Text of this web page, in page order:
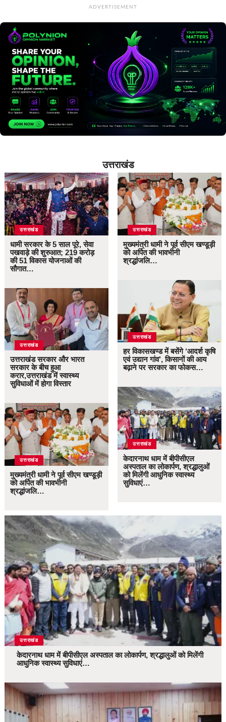
ADVERTISEMENT
उत्तराखंड
उत्तराखंड
धामी सरकार के 5 साल पूरे, सेवा
पखवाड़े की शुरुआत; 219 करोड़
की 51 विकास योजनाओं की
सौगात…
उत्तराखंड
उत्तराखंड सरकार और भारत
सरकार के बीच हुआ
करार,उत्तराखंड में स्वास्थ्य
सुविधाओं में होगा विस्तार
उत्तराखंड
मुख्यमंत्री धामी ने पूर्व सीएम खण्डूड़ी
को अर्पित की भावभीनी
श्रद्धांजलि…
उत्तराखंड
मुख्यमंत्री धामी ने पूर्व सीएम खण्डूड़ी
को अर्पित की भावभीनी
श्रद्धांजलि…
उत्तराखंड
हर विकासखण्ड में बसेंगे ‘आदर्श कृषि
एवं उद्यान गांव’, किसानों की आय
बढ़ाने पर सरकार का फोकस…
उत्तराखंड
केदारनाथ धाम में बीपीसीएल
अस्पताल का लोकार्पण, श्रद्धालुओं
को मिलेंगी आधुनिक स्वास्थ्य
सुविधाएं…
उत्तराखंड
केदारनाथ धाम में बीपीसीएल अस्पताल का लोकार्पण, श्रद्धालुओं को मिलेंगी
आधुनिक स्वास्थ्य सुविधाएं…